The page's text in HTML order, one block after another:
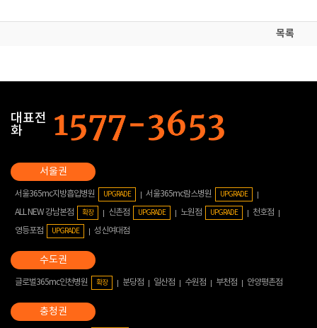
목록
대표전
화
서울365mc지방흡입병원 UPGRADE 서울365mc람스병원 UPGRADE
ALL NEW 강남본점 확장 신촌점 UPGRADE 노원점 UPGRADE
천호점
영등포점
UPGRADE 성신여대점
글로벌365mc인천병원 확장 분당점 일산점 수원점 부천점 안양평촌점